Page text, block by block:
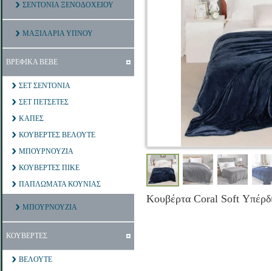
ΣΕΝΤΟΝΙΑ ΞΕΝΟΔΟΧΕΙΟΥ
ΜΑΞΙΛΑΡΙΑ ΥΠΝΟΥ
ΒΡΕΦΙΚΑ ΒΕΒΕ
ΣΕΤ ΣΕΝΤΟΝΙΑ
ΣΕΤ ΠΕΤΣΕΤΕΣ
ΚΑΠΕΣ
ΚΟΥΒΕΡΤΕΣ ΒΕΛΟΥΤΕ
ΜΠΟΥΡΝΟΥΖΙΑ
ΚΟΥΒΕΡΤΕΣ ΠΙΚΕ
ΠΑΠΛΩΜΑΤΑ ΚΟΥΝΙΑΣ
ΜΠΟΥΡΝΟΥΖΙΑ
ΚΟΥΒΕΡΤΕΣ
ΒΕΛΟΥΤΕ
Κουβέρτα Coral Soft